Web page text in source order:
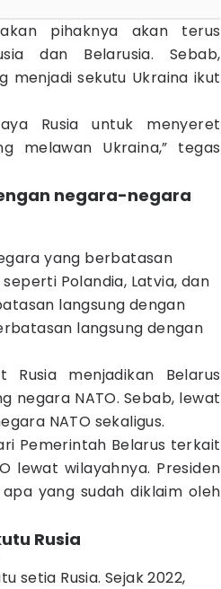
pihaknya akan terus
dan Belarusia. Sebab,
menjadi sekutu Ukraina ikut
Rusia untuk menyeret
melawan Ukraina,” tegas
negara-negara
yang berbatasan
Polandia, Latvia, dan
langsung dengan
langsung dengan
menjadikan Belarus
negara NATO. Sebab, lewat
NATO sekaligus.
Pemerintah Belarus terkait
lewat wilayahnya. Presiden
yang sudah diklaim oleh
Rusia
setia Rusia. Sejak 2022,